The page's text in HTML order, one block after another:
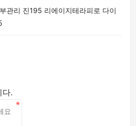
관리 진195 리에이지테라피로 다이
다.